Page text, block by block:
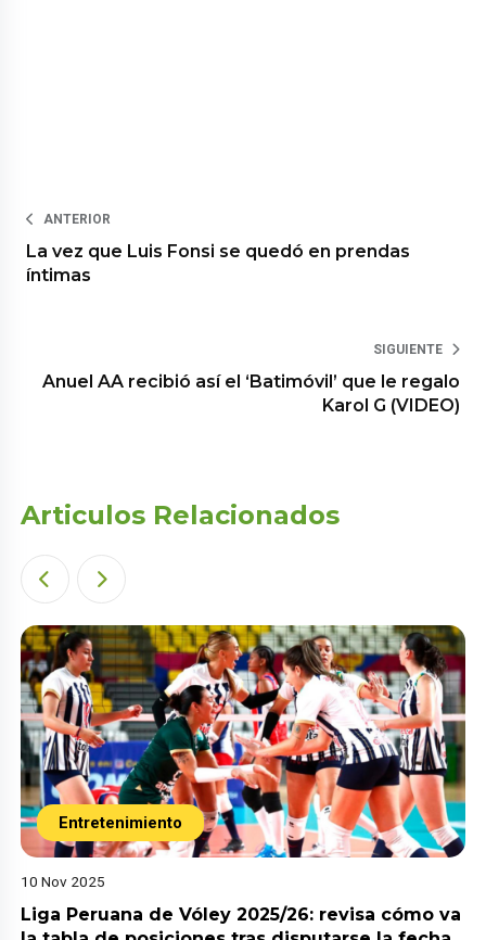
ANTERIOR
La vez que Luis Fonsi se quedó en prendas
íntimas
SIGUIENTE
Anuel AA recibió así el ‘Batimóvil’ que le regalo
Karol G (VIDEO)
Articulos Relacionados
Entretenimiento
10 Nov 2025
Liga Peruana de Vóley 2025/26: revisa cómo va